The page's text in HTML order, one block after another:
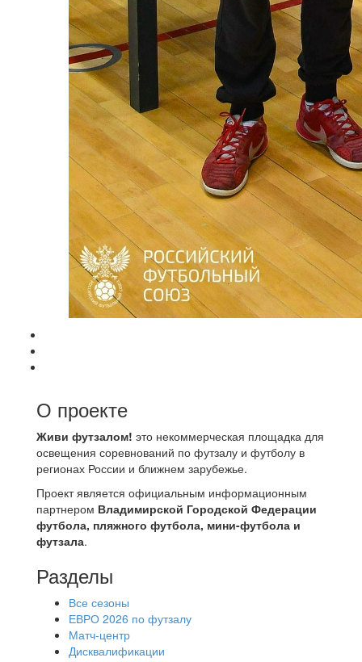
О проекте
Живи футзалом! это некоммерческая площадка для
освещения соревнований по футзалу и футболу в
регионах России и ближнем зарубежье.
Проект является официальным информационным
партнером Владимирской Городской Федерации
футбола, пляжного футбола, мини-футбола и
футзала.
Разделы
Все сезоны
ЕВРО 2026 по футзалу
Матч-центр
Дисквалификации